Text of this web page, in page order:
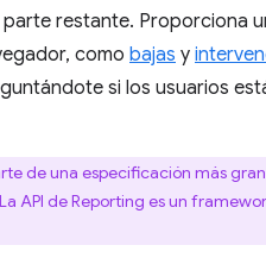
parte restante. Proporciona
como bajas y
si los usuarios
de una especificación más
API de Reporting es un